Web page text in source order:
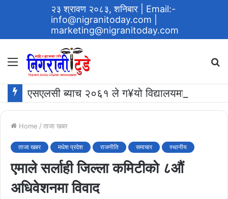
२३ श्रावण २०८३, शनिबार
| Email:-
info@nigranitoday.com
marketing@nigranitoday.com
Menu
Home / ताजा खबर
ताजा खबर मधेश प्रदेश राजनीति समाचार स्थानीय
एमाले सर्लाही जिल्ला कमिटीको ८औं
अधिवेशनमा विवाद